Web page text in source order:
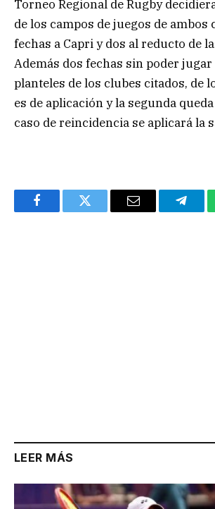
Torneo Regional de Rugby
de los campos de juegos de ambos
fechas a Capri y dos al reducto de
Además dos fechas sin poder jugar
planteles de los clubes citados, de
es de aplicación y la segunda
caso de reincidencia se aplicará la
FacebookTwitter Email
LEER MÁS